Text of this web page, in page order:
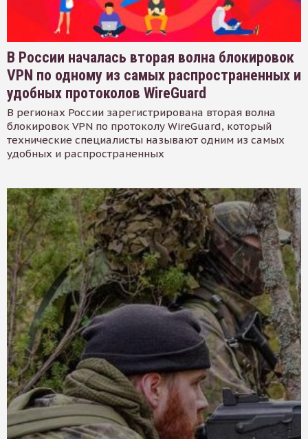
В России началась вторая волна блокировок
VPN по одному из самых распространенных и
удобных протоколов WireGuard
В регионах России зарегистрирована вторая волна
блокировок VPN по протоколу WireGuard, который
технические специалисты называют одним из самых
удобных и распространенных